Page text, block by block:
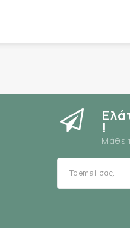
!
Μάθε